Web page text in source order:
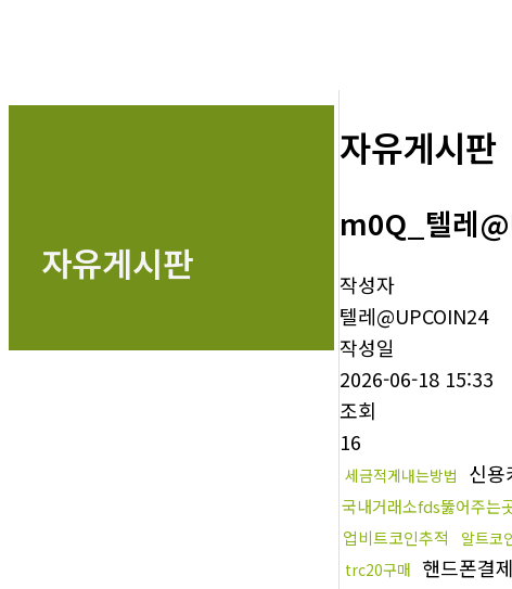
자유게시판
자유게시판
m0Q_텔레
작성자
텔레@UPCOIN24
작성일
2026-06-18 15:33
조회
16
세금적게내는방법 신용
국내거래소fds뚫어주는
업비트코인추적 알트코
trc20구매 핸드폰결